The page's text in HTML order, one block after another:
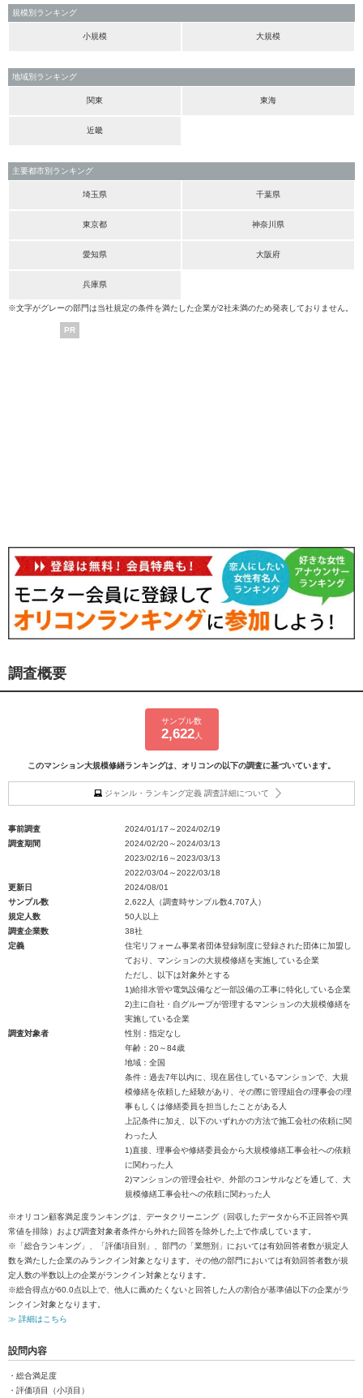
規模別ランキング
小規模 大規模
地域別ランキング
関東 東海
近畿
主要都市別ランキング
埼玉県 千葉県
東京都 神奈川県
愛知県 大阪府
兵庫県
※文字がグレーの部門は当社規定の条件を満たした企業が2社未満のため発表しておりません。
PR
調査概要
サンプル数
2,622人
このマンション大規模修繕ランキングは、オリコンの以下の調査に基づいています。
ジャンル・ランキング定義 調査詳細について
事前調査
2024/01/17～2024/02/19
調査期間
2024/02/20～2024/03/13
2023/02/16～2023/03/13
2022/03/04～2022/03/18
更新日
2024/08/01
サンプル数
2,622人（調査時サンプル数4,707人）
規定人数
50人以上
調査企業数
38社
定義
住宅リフォーム事業者団体登録制度に登録された団体に加盟し
ており、マンションの大規模修繕を実施している企業
ただし、以下は対象外とする
1)給排水管や電気設備など一部設備の工事に特化している企業
2)主に自社・自グループが管理するマンションの大規模修繕を
実施している企業
調査対象者
性別：指定なし
年齢：20～84歳
地域：全国
条件：過去7年以内に、現在居住しているマンションで、大規
模修繕を依頼した経験があり、その際に管理組合の理事会の理
事もしくは修繕委員を担当したことがある人
上記条件に加え、以下のいずれかの方法で施工会社の依頼に関
わった人
1)直接、理事会や修繕委員会から大規模修繕工事会社への依頼
に関わった人
2)マンションの管理会社や、外部のコンサルなどを通して、大
規模修繕工事会社への依頼に関わった人
※オリコン顧客満足度ランキングは、データクリーニング（回収したデータから不正回答や異
常値を排除）および調査対象者条件から外れた回答を除外した上で作成しています。
※「総合ランキング」、「評価項目別」、部門の「業態別」においては有効回答者数が規定人
数を満たした企業のみランクイン対象となります。その他の部門においては有効回答者数が規
定人数の半数以上の企業がランクイン対象となります。
※総合得点が60.0点以上で、他人に薦めたくないと回答した人の割合が基準値以下の企業がラ
ンクイン対象となります。
≫ 詳細はこちら
設問内容
・総合満足度
・評価項目（小項目）